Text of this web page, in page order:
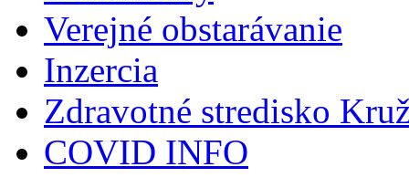
Verejné obstarávanie
Inzercia
Zdravotné stredisko
COVID INFO